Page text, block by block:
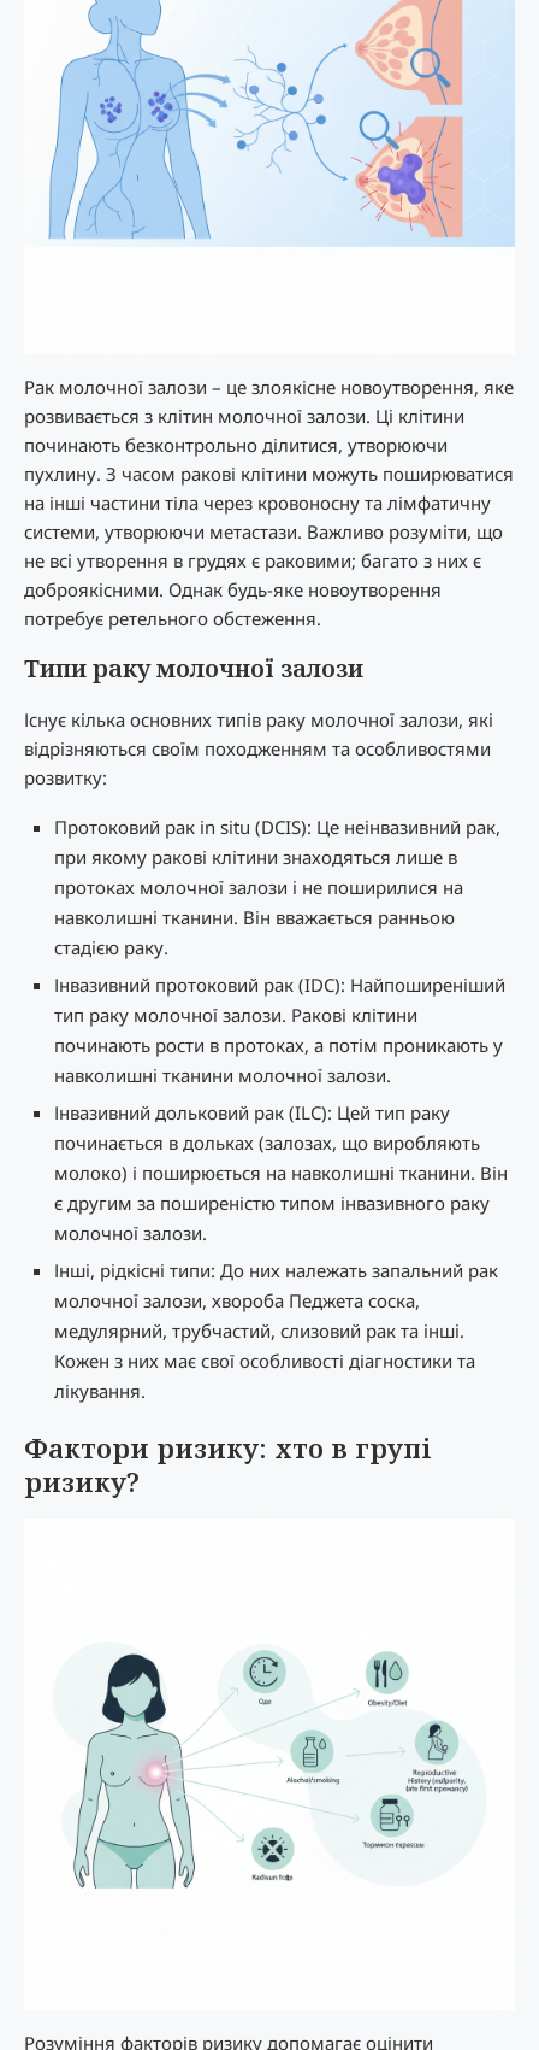
Рак молочної залози – це злоякісне новоутворення, яке
розвивається з клітин молочної залози. Ці клітини
починають безконтрольно ділитися, утворюючи
пухлину. З часом ракові клітини можуть поширюватися
на інші частини тіла через кровоносну та лімфатичну
системи, утворюючи метастази. Важливо розуміти, що
не всі утворення в грудях є раковими; багато з них є
доброякісними. Однак будь-яке новоутворення
потребує ретельного обстеження.
Типи раку молочної залози
Існує кілька основних типів раку молочної залози, які
відрізняються своїм походженням та особливостями
розвитку:
Протоковий рак in situ (DCIS): Це неінвазивний рак,
при якому ракові клітини знаходяться лише в
протоках молочної залози і не поширилися на
навколишні тканини. Він вважається ранньою
стадією раку.
Інвазивний протоковий рак (IDC): Найпоширеніший
тип раку молочної залози. Ракові клітини
починають рости в протоках, а потім проникають у
навколишні тканини молочної залози.
Інвазивний дольковий рак (ILC): Цей тип раку
починається в дольках (залозах, що виробляють
молоко) і поширюється на навколишні тканини. Він
є другим за поширеністю типом інвазивного раку
молочної залози.
Інші, рідкісні типи: До них належать запальний рак
молочної залози, хвороба Педжета соска,
медулярний, трубчастий, слизовий рак та інші.
Кожен з них має свої особливості діагностики та
лікування.
Фактори ризику: хто в групі
ризику?
Розуміння факторів ризику допомагає оцінити